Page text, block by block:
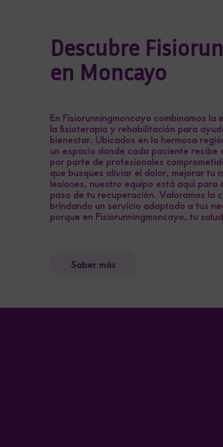
Descubre
en Moncayo
En Fisiorunningmoncayo combinamos
la fisioterapia y rehabilitación para
bienestar. Ubicados en la hermosa
un espacio donde cada paciente recibe
por parte de profesionales
que busques aliviar el dolor, mejorar tu
lesiones, nuestro equipo está aquí para
paso de tu recuperación. Valoramos la
brindando un servicio adaptado a tus
porque en Fisiorunningmoncayo, tu
Saber más